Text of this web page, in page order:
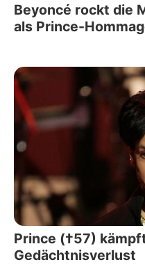
Beyoncé rockt die
als Prince-
Prince (†57)
Gedächtnisverlust